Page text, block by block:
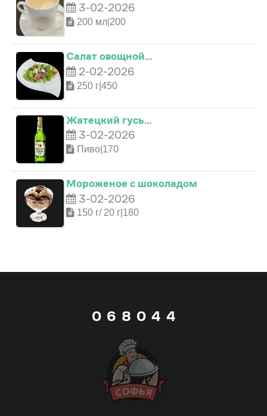
3-02-2026
200 мл|200
Салат овощной…
2-02-2026
250 г|450
Жатецкий гусь…
3-02-2026
Пиво|170
Мороженое с шоколадом
3-02-2026
150 г/ 20 г|180
0
1
2
3
6
8
0
1
3
4
5
8
9
_
0
1
2
0
4
6
0
4